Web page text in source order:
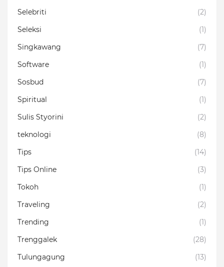
Selebriti
(2)
Seleksi
(1)
Singkawang
(7)
Software
(1)
Sosbud
(7)
Spiritual
(1)
Sulis Styorini
(2)
teknologi
(8)
Tips
(14)
Tips Online
(3)
Tokoh
(1)
Traveling
(2)
Trending
(1)
Trenggalek
(28)
Tulungagung
(13)